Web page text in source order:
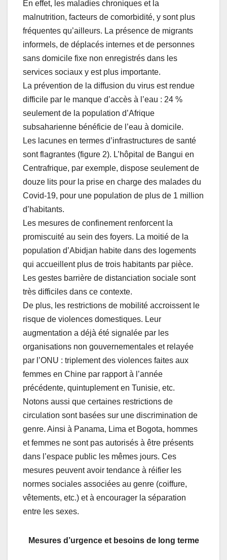
En effet, les maladies chroniques et la
malnutrition, facteurs de comorbidité, y sont plus
fréquentes qu’ailleurs. La présence de migrants
informels, de déplacés internes et de personnes
sans domicile fixe non enregistrés dans les
services sociaux y est plus importante.
La prévention de la diffusion du virus est rendue
difficile par le manque d’accès à l’eau : 24 %
seulement de la population d’Afrique
subsaharienne bénéficie de l’eau à domicile.
Les lacunes en termes d’infrastructures de santé
sont flagrantes (figure 2). L’hôpital de Bangui en
Centrafrique, par exemple, dispose seulement de
douze lits pour la prise en charge des malades du
Covid-19, pour une population de plus de 1 million
d’habitants.
Les mesures de confinement renforcent la
promiscuité au sein des foyers. La moitié de la
population d’Abidjan habite dans des logements
qui accueillent plus de trois habitants par pièce.
Les gestes barrière de distanciation sociale sont
très difficiles dans ce contexte.
De plus, les restrictions de mobilité accroissent le
risque de violences domestiques. Leur
augmentation a déjà été signalée par les
organisations non gouvernementales et relayée
par l’ONU : triplement des violences faites aux
femmes en Chine par rapport à l’année
précédente, quintuplement en Tunisie, etc.
Notons aussi que certaines restrictions de
circulation sont basées sur une discrimination de
genre. Ainsi à Panama, Lima et Bogota, hommes
et femmes ne sont pas autorisés à être présents
dans l’espace public les mêmes jours. Ces
mesures peuvent avoir tendance à réifier les
normes sociales associées au genre (coiffure,
vêtements, etc.) et à encourager la séparation
entre les sexes.
Mesures d’urgence et besoins de long terme